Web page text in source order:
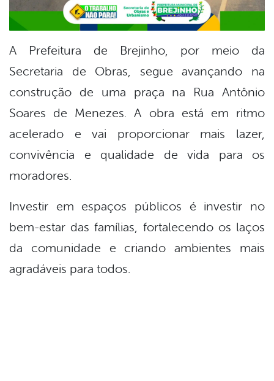
A Prefeitura de Brejinho, por meio da
Secretaria de Obras, segue avançando na
construção de uma praça na Rua Antônio
Soares de Menezes. A obra está em ritmo
acelerado e vai proporcionar mais lazer,
convivência e qualidade de vida para os
moradores.
Investir em espaços públicos é investir no
bem-estar das famílias, fortalecendo os laços
da comunidade e criando ambientes mais
agradáveis para todos.